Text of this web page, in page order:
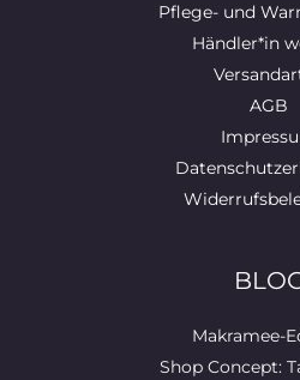
Pflege- und
Händler*in
AGB
Makramee-
Shop Concept: